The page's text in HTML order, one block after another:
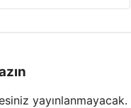
yayınlanmayacak.